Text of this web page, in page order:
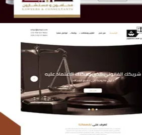
والشعلان للمحاماة
التفاصيل